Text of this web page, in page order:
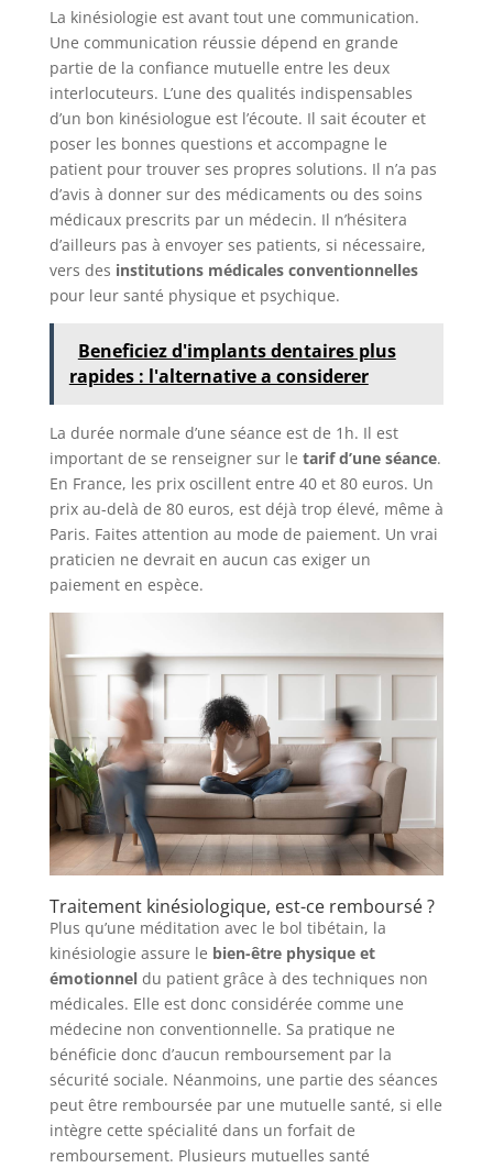
La kinésiologie est avant tout une communication.
Une communication réussie dépend en grande
partie de la confiance mutuelle entre les deux
interlocuteurs. L’une des qualités indispensables
d’un bon kinésiologue est l’écoute. Il sait écouter et
poser les bonnes questions et accompagne le
patient pour trouver ses propres solutions. Il n’a pas
d’avis à donner sur des médicaments ou des soins
médicaux prescrits par un médecin. Il n’hésitera
d’ailleurs pas à envoyer ses patients, si nécessaire,
vers des institutions médicales conventionnelles
pour leur santé physique et psychique.
Beneficiez d'implants dentaires plus
rapides : l'alternative a considerer
La durée normale d’une séance est de 1h. Il est
important de se renseigner sur le tarif d’une séance.
En France, les prix oscillent entre 40 et 80 euros. Un
prix au-delà de 80 euros, est déjà trop élevé, même à
Paris. Faites attention au mode de paiement. Un vrai
praticien ne devrait en aucun cas exiger un
paiement en espèce.
Traitement kinésiologique, est-ce remboursé ?
Plus qu’une méditation avec le bol tibétain, la
kinésiologie assure le bien-être physique et
émotionneldu patient grâce à des techniques non
médicales. Elle est donc considérée comme une
médecine non conventionnelle. Sa pratique ne
bénéficie donc d’aucun remboursement par la
sécurité sociale. Néanmoins, une partie des séances
peut être remboursée par une mutuelle santé, si elle
intègre cette spécialité dans un forfait de
remboursement. Plusieurs mutuelles santé